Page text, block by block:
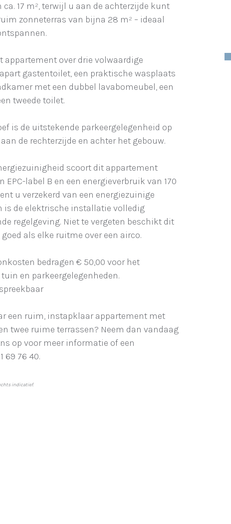
ca. 17 m², terwijl u aan de achterzijde kunt
zonneterras van bijna 28 m² – ideaal
appartement over drie volwaardige
gastentoilet, een praktische wasplaats
met een dubbel lavabomeubel, een
tweede toilet.
is de uitstekende parkeergelegenheid op
de rechterzijde en achter het gebouw.
scoort dit appartement
EPC-label B en een energieverbruik van 170
u verzekerd van een energiezuinige
is de elektrische installatie volledig
regelgeving. Niet te vergeten beschikt dit
als elke ruitme over een airco.
bedragen € 50,00 voor het
en parkeergelegenheden.
een ruim, instapklaar appartement met
twee ruime terrassen? Neem dan vandaag
op voor meer informatie of een
69 76 40.
indicatief.